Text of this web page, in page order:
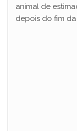
animal de
depois do fim